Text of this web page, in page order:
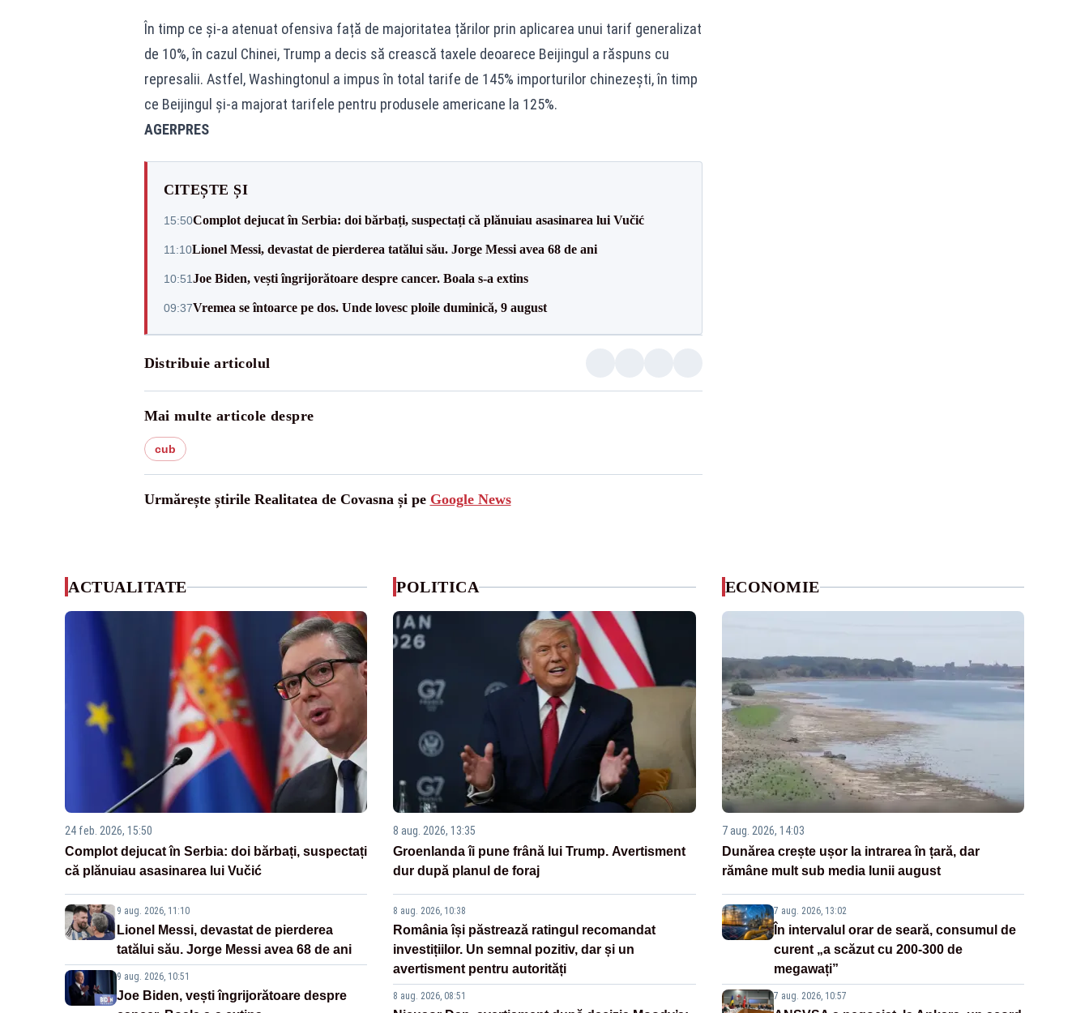
În timp ce și-a atenuat ofensiva față de majoritatea țărilor prin aplicarea unui tarif generalizat
de 10%, în cazul Chinei, Trump a decis să crească taxele deoarece Beijingul a răspuns cu
represalii. Astfel, Washingtonul a impus în total tarife de 145% importurilor chinezești, în timp
ce Beijingul și-a majorat tarifele pentru produsele americane la 125%.
AGERPRES
CITEȘTE ȘI
15:50Complot dejucat în Serbia: doi bărbați, suspectați că plănuiau asasinarea lui Vučić
11:10Lionel Messi, devastat de pierderea tatălui său. Jorge Messi avea 68 de ani
10:51Joe Biden, vești îngrijorătoare despre cancer. Boala s-a extins
09:37Vremea se întoarce pe dos. Unde lovesc ploile duminică, 9 august
Distribuie articolul
Mai multe articole despre
cub
Urmărește știrile Realitatea de Covasna și pe Google News
ACTUALITATE
24 feb. 2026, 15:50
Complot dejucat în Serbia: doi bărbați, suspectați
că plănuiau asasinarea lui Vučić
9 aug. 2026, 11:10
Lionel Messi, devastat de pierderea
tatălui său. Jorge Messi avea 68 de ani
9 aug. 2026, 10:51
Joe Biden, vești îngrijorătoare despre
POLITICA
8 aug. 2026, 13:35
Groenlanda îi pune frână lui Trump. Avertisment
dur după planul de foraj
8 aug. 2026, 10:38
România își păstrează ratingul recomandat
investițiilor. Un semnal pozitiv, dar și un
avertisment pentru autorități
8 aug. 2026, 08:51
ECONOMIE
7 aug. 2026, 14:03
Dunărea crește ușor la intrarea în țară, dar
rămâne mult sub media lunii august
7 aug. 2026, 13:02
În intervalul orar de seară, consumul de
curent „a scăzut cu 200-300 de
megawați”
7 aug. 2026, 10:57